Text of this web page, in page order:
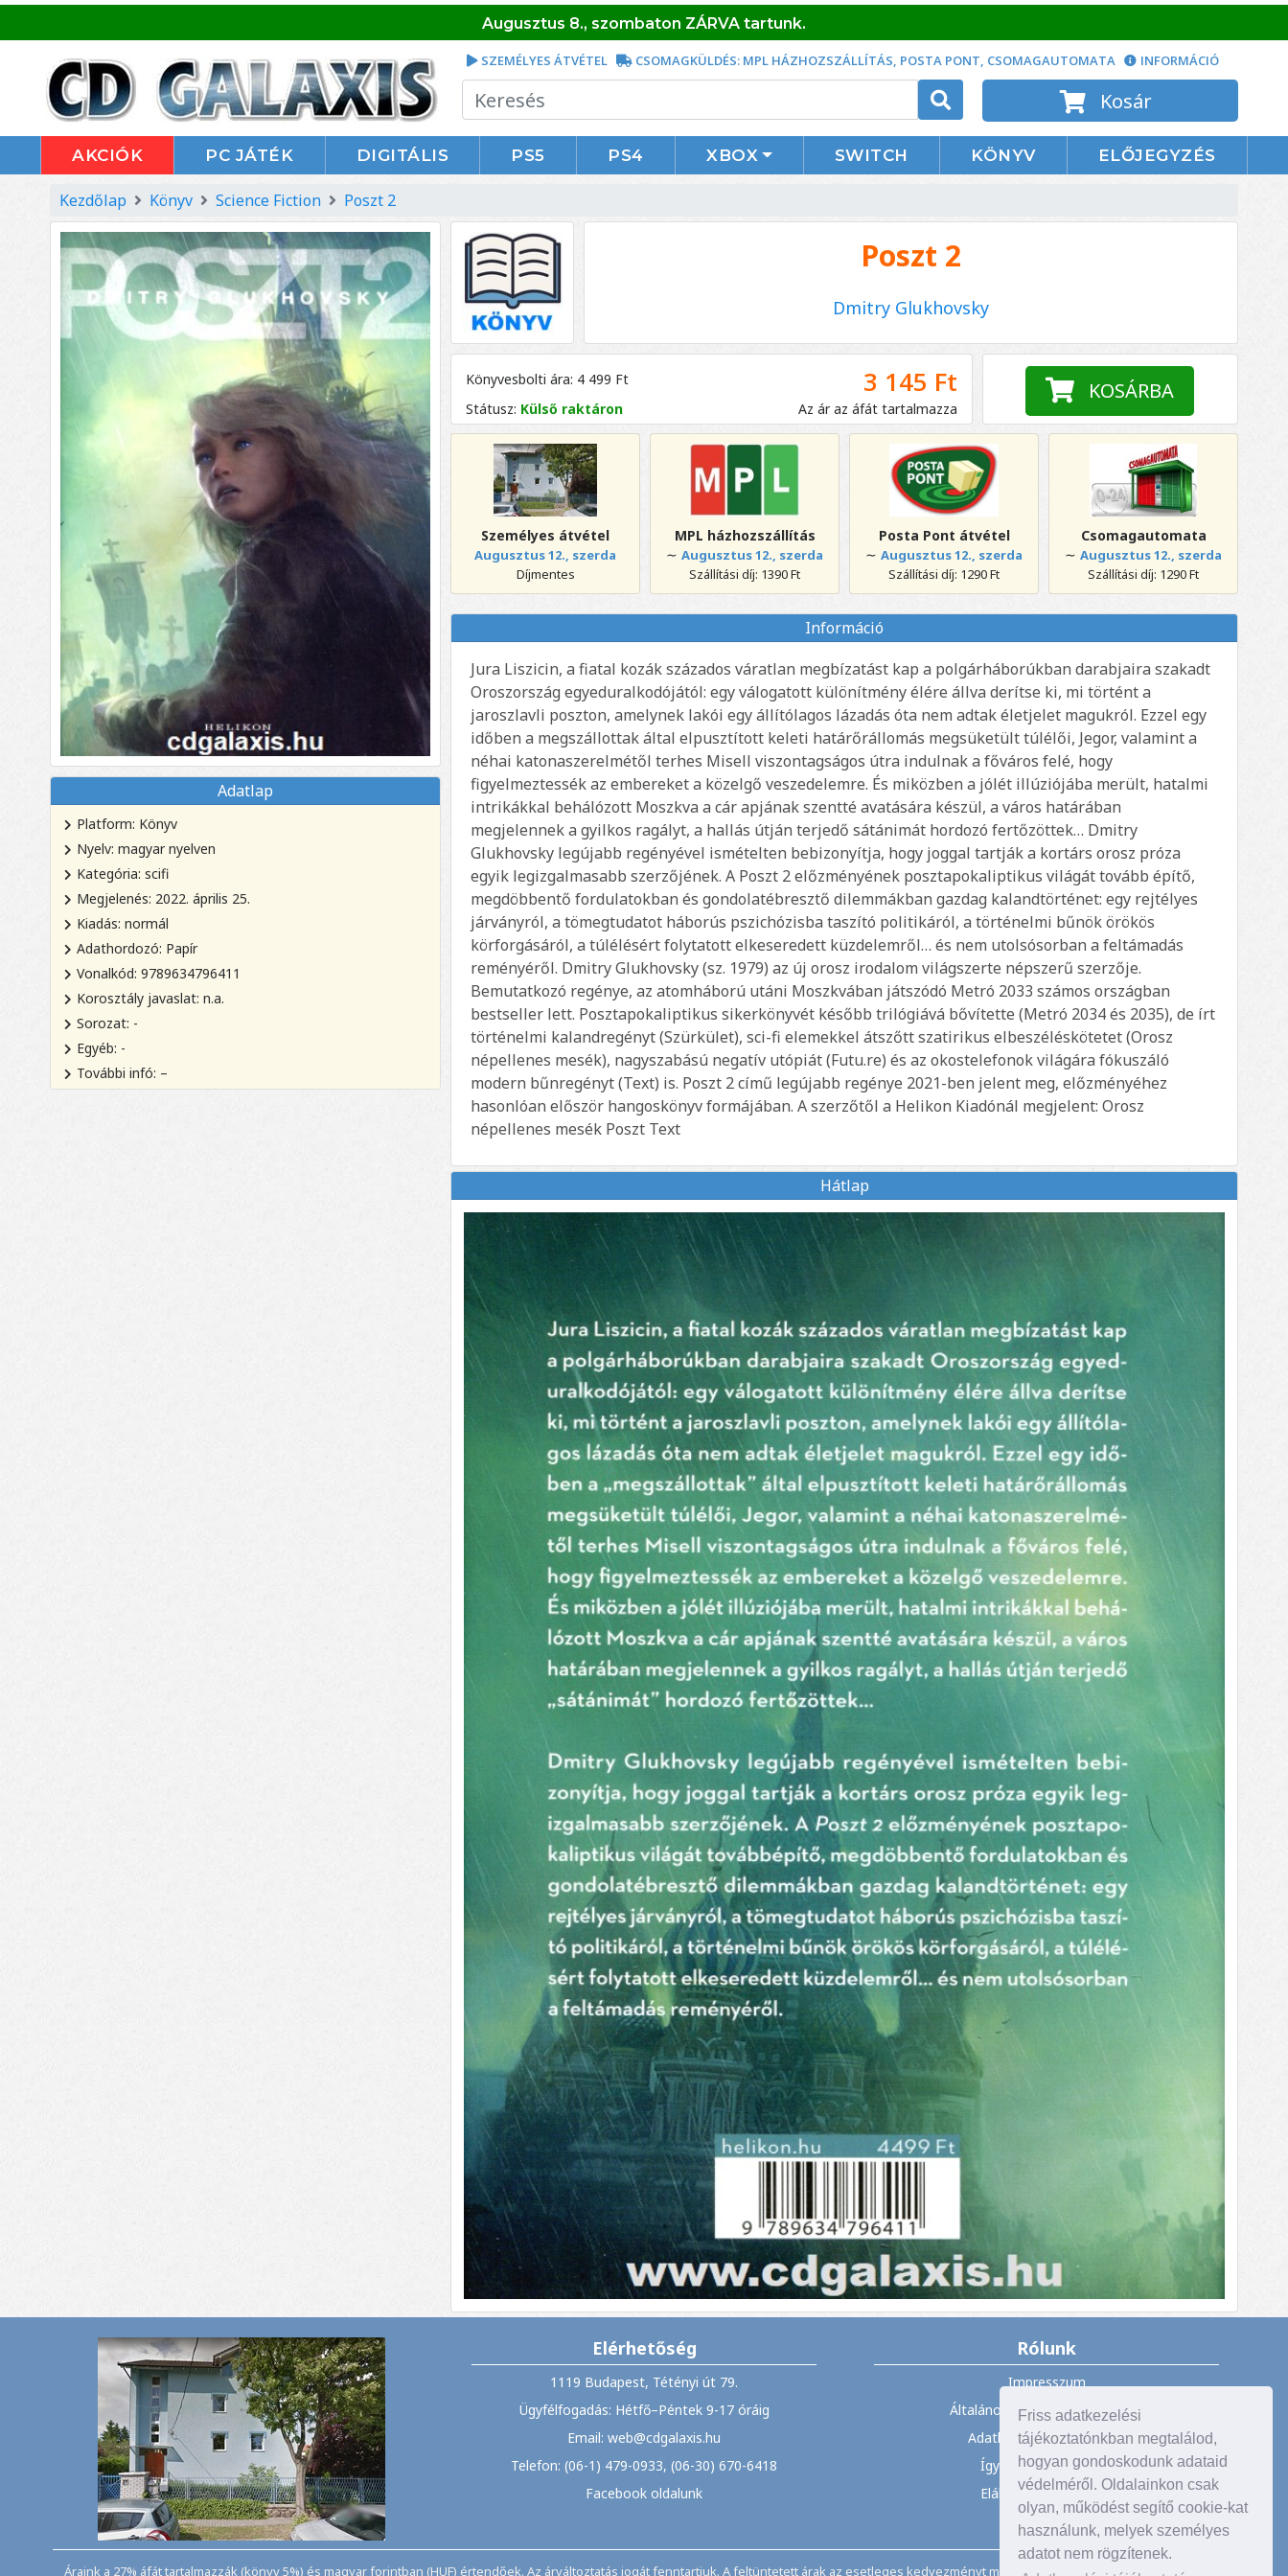
Friss adatkezelési
tájékoztatónkban megtalálod,
hogyan gondoskodunk adataid
védelméről. Oldalainkon csak
olyan, működést segítő cookie-kat
használunk, melyek személyes
adatot nem rögzítenek.
Augusztus 8., szombaton ZÁRVA tartunk.
SZEMÉLYES ÁTVÉTEL CSOMAGKÜLDÉS: MPL HÁZHOZSZÁLLÍTÁS, POSTA PONT, CSOMAGAUTOMATA INFORMÁCIÓ
Kosár
AKCIÓK PC JÁTÉK DIGITÁLIS PS5 PS4 XBOX SWITCH KÖNYV ELŐJEGYZÉS
Kezdőlap Könyv Science Fiction Poszt 2
Adatlap
Platform: Könyv
Nyelv: magyar nyelven
Kategória: scifi
Megjelenés: 2022. április 25.
Kiadás: normál
Adathordozó: Papír
Vonalkód: 9789634796411
Korosztály javaslat: n.a.
Sorozat: -
Egyéb: -
További infó: –
Poszt 2
Dmitry Glukhovsky
Könyvesbolti ára: 4 499 Ft
Státusz: Külső raktáron
3 145 Ft
Az ár az áfát tartalmazza
KOSÁRBA
Személyes átvétel
Augusztus 12., szerda
Díjmentes
MPL házhozszállítás
∼Augusztus 12., szerda
Szállítási díj: 1390 Ft
Posta Pont átvétel
∼Augusztus 12., szerda
Szállítási díj: 1290 Ft
Csomagautomata
∼ Augusztus 12., szerda
Szállítási díj: 1290 Ft
Információ
Jura Liszicin, a fiatal kozák százados váratlan megbízatást kap a polgárháborúkban darabjaira szakadt
Oroszország egyeduralkodójától: egy válogatott különítmény élére állva derítse ki, mi történt a
jaroszlavli poszton, amelynek lakói egy állítólagos lázadás óta nem adtak életjelet magukról. Ezzel egy
időben a megszállottak által elpusztított keleti határőrállomás megsüketült túlélői, Jegor, valamint a
néhai katonaszerelmétől terhes Misell viszontagságos útra indulnak a főváros felé, hogy
figyelmeztessék az embereket a közelgő veszedelemre. És miközben a jólét illúziójába merült, hatalmi
intrikákkal behálózott Moszkva a cár apjának szentté avatására készül, a város határában
megjelennek a gyilkos ragályt, a hallás útján terjedő sátánimát hordozó fertőzöttek… Dmitry
Glukhovsky legújabb regényével ismételten bebizonyítja, hogy joggal tartják a kortárs orosz próza
egyik legizgalmasabb szerzőjének. A Poszt 2 előzményének posztapokaliptikus világát tovább építő,
megdöbbentő fordulatokban és gondolatébresztő dilemmákban gazdag kalandtörténet: egy rejtélyes
járványról, a tömegtudatot háborús pszichózisba taszító politikáról, a történelmi bűnök örökös
körforgásáról, a túlélésért folytatott elkeseredett küzdelemről… és nem utolsósorban a feltámadás
reményéről. Dmitry Glukhovsky (sz. 1979) az új orosz irodalom világszerte népszerű szerzője.
Bemutatkozó regénye, az atomháború utáni Moszkvában játszódó Metró 2033 számos országban
bestseller lett. Posztapokaliptikus sikerkönyvét később trilógiává bővítette (Metró 2034 és 2035), de írt
történelmi kalandregényt (Szürkület), sci-fi elemekkel átszőtt szatirikus elbeszéléskötetet (Orosz
népellenes mesék), nagyszabású negatív utópiát (Futu.re) és az okostelefonok világára fókuszáló
modern bűnregényt (Text) is. Poszt 2 című legújabb regénye 2021-ben jelent meg, előzményéhez
hasonlóan először hangoskönyv formájában. A szerzőtől a Helikon Kiadónál megjelent: Orosz
népellenes mesék Poszt Text
Hátlap
Elérhetőség
1119 Budapest, Tétényi út 79.
Ügyfélfogadás: Hétfő–Péntek 9-17 óráig
Email: web@cdgalaxis.hu
Telefon: (06-1) 479-0933, (06-30) 670-6418
Facebook oldalunk
Rólunk
Impresszum
Általános Szerződési Feltételek
Adatkezelési tájékoztató
Így vásárolhat nálunk
Elállás a szerződéstől
Áraink a 27% áfát tartalmazzák (könyv 5%) és magyar forintban (HUF) értendőek. Az árváltoztatás jogát fenntartjuk. A feltüntetett árak az esetleges kedvezményt már tartalmazzák. Ajánlatunk, akcióink,